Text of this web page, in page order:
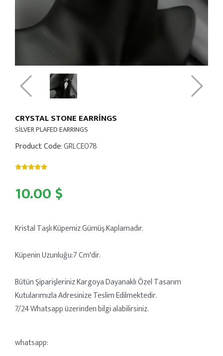
CRYSTAL STONE EARRINGS
SİLVER PLAFED EARRINGS
Product Code: GRLCE078
10.00 $
Kristal Taşlı Küpemiz Gümüş Kaplamadır.
Küpenin Uzunluğu:7 Cm'dir.
Bütün Şiparişleriniz Kargoya Dayanaklı Özel Tasarım
Kutularımızla Adresinize Teslim Edilmektedir.
7/24 Whatsapp üzerinden bilgi alabilirsiniz.
whatsapp: